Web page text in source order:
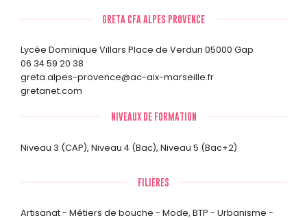
GRETA CFA ALPES PROVENCE
Lycée Dominique Villars Place de Verdun 05000 Gap
06 34 59 20 38
greta.alpes-provence@ac-aix-marseille.fr
gretanet.com
NIVEAUX DE FORMATION
Niveau 3 (CAP), Niveau 4 (Bac), Niveau 5 (Bac+2)
FILIÈRES
Artisanat - Métiers de bouche - Mode, BTP - Urbanisme -